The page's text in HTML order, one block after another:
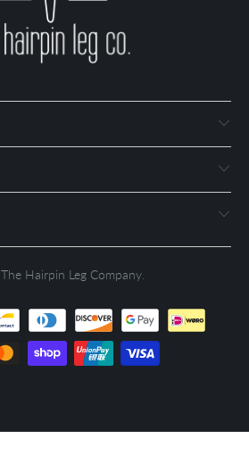
The Hairpin Leg Company.